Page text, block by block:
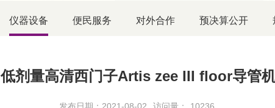
仪器设备 便民服务 对外合作 预决算公开
低剂量高清西门子Artis zee III floor导管